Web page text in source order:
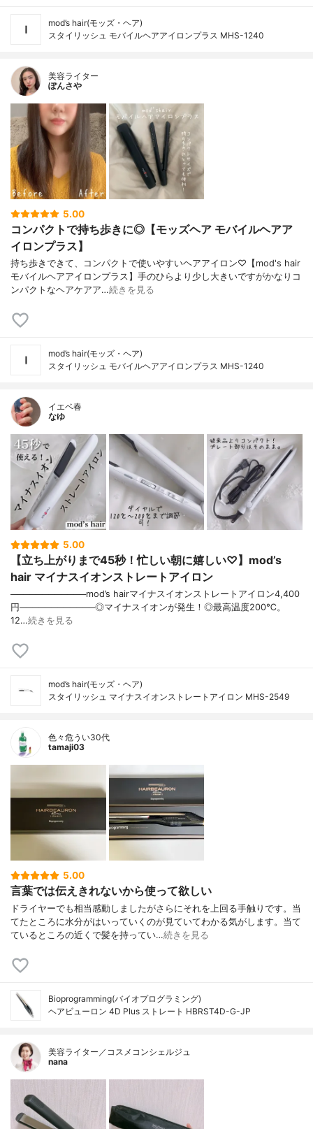
mod’s hair(モッズ・ヘア)
スタイリッシュ モバイルヘアアイロンプラス MHS-1240
美容ライター
ぽんさや
5.00
コンパクトで持ち歩きに◎【モッズヘア モバイルヘアア
イロンプラス】
持ち歩きできて、コンパクトで使いやすいヘアアイロン♡【mod's hair
モバイルヘアアイロンプラス】手のひらより少し大きいですがかなりコ
ンパクトなヘアケアア…続きを見る
mod’s hair(モッズ・ヘア)
スタイリッシュ モバイルヘアアイロンプラス MHS-1240
イエベ春
なゆ
5.00
【立ち上がりまで45秒！忙しい朝に嬉しい♡】mod’s
hair マイナスイオンストレートアイロン
────────────mod’s hairマイナスイオンストレートアイロン4,400
円────────────◎マイナスイオンが発生！◎最高温度200℃。
12…続きを見る
mod’s hair(モッズ・ヘア)
スタイリッシュ マイナスイオンストレートアイロン MHS-2549
色々危うい30代
tamaji03
5.00
言葉では伝えきれないから使って欲しい
ドライヤーでも相当感動しましたがさらにそれを上回る手触りです。当
てたところに水分がはいっていくのが見ていてわかる気がします。当て
ているところの近くで髪を持ってい…続きを見る
Bioprogramming(バイオプログラミング)
ヘアビューロン 4D Plus ストレート HBRST4D-G-JP
美容ライター／コスメコンシェルジュ
nana